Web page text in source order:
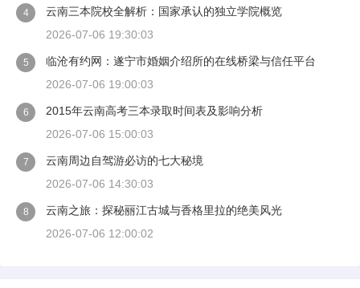
4
云南三本院校全解析：国家承认的独立学院概览
2026-07-06 19:30:03
5
临沧有约网：遂宁市婚姻介绍所的在线桥梁与信任平台
2026-07-06 19:00:03
6
2015年云南高考三本录取时间表及影响分析
2026-07-06 15:00:03
7
云南周边自驾游必访的七大秘境
2026-07-06 14:30:03
8
云南之旅：探秘丽江古城与香格里拉的绝美风光
2026-07-06 12:00:02